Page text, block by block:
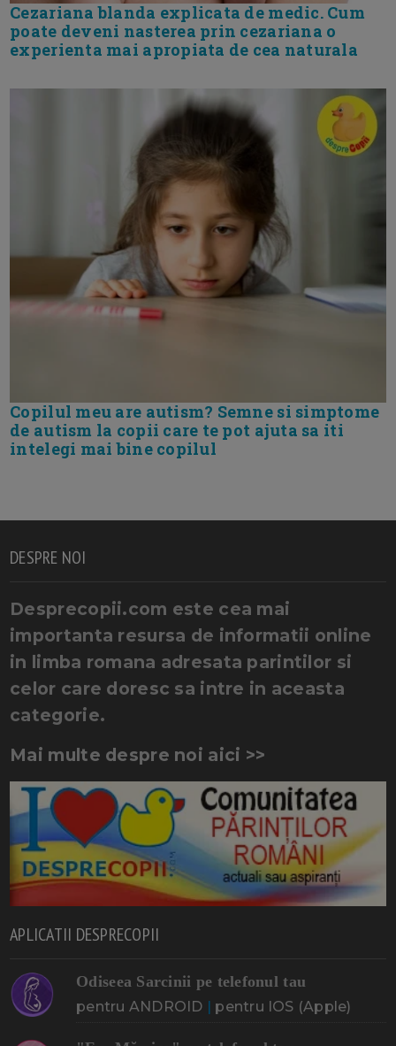
Cezariana blanda explicata de medic. Cum
poate deveni nasterea prin cezariana o
experienta mai apropiata de cea naturala
Copilul meu are autism? Semne si simptome
de autism la copii care te pot ajuta sa iti
intelegi mai bine copilul
DESPRE NOI
Desprecopii.com este cea mai
importanta resursa de informatii online
in limba romana adresata parintilor si
celor care doresc sa intre in aceasta
categorie.
Mai multe despre noi aici >>
APLICATII DESPRECOPII
Odiseea Sarcinii pe telefonul tau
pentru ANDROID | pentru IOS (Apple)